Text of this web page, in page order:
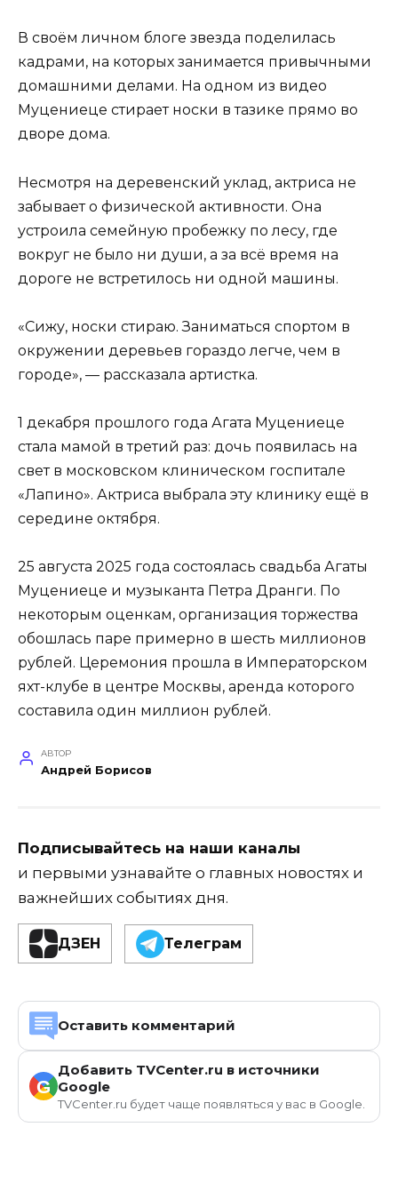
В своём личном блоге звезда поделилась
кадрами, на которых занимается привычными
домашними делами. На одном из видео
Муцениеце стирает носки в тазике прямо во
дворе дома.
Несмотря на деревенский уклад, актриса не
забывает о физической активности. Она
устроила семейную пробежку по лесу, где
вокруг не было ни души, а за всё время на
дороге не встретилось ни одной машины.
«Сижу, носки стираю. Заниматься спортом в
окружении деревьев гораздо легче, чем в
городе», — рассказала артистка.
1 декабря прошлого года Агата Муцениеце
стала мамой в третий раз: дочь появилась на
свет в московском клиническом госпитале
«Лапино». Актриса выбрала эту клинику ещё в
середине октября.
25 августа 2025 года состоялась свадьба Агаты
Муцениеце и музыканта Петра Дранги. По
некоторым оценкам, организация торжества
обошлась паре примерно в шесть миллионов
рублей. Церемония прошла в Императорском
яхт-клубе в центре Москвы, аренда которого
составила один миллион рублей.
АВТОР
Андрей Борисов
Подписывайтесь на наши каналы
и первыми узнавайте о главных новостях и
важнейших событиях дня.
ДЗЕН Телеграм
Оставить комментарий
G
Добавить TVCenter.ru в источники
Google
TVCenter.ru будет чаще появляться у вас в Google.